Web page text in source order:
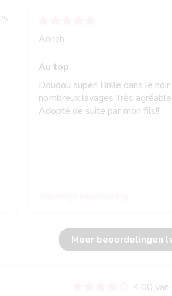
Annah
Au top
Doudou super! Brille dans le noir Résiste aux
nombreux lavages Très
Adopté de suite par mon fils!!
Meer beoordelingen
4.00 van